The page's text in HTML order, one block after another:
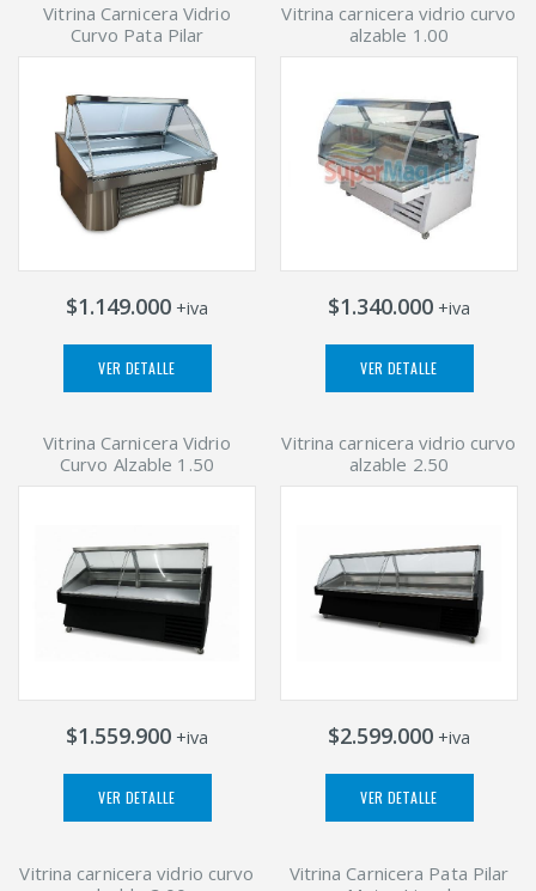
Vitrina Carnicera Vidrio
Curvo Pata Pilar
$1.149.000 +iva
VER DETALLE
Vitrina carnicera vidrio curvo
alzable 1.00
$1.340.000 +iva
VER DETALLE
Vitrina Carnicera Vidrio
Curvo Alzable 1.50
$1.559.900 +iva
VER DETALLE
Vitrina carnicera vidrio curvo
alzable 2.50
$2.599.000 +iva
VER DETALLE
Vitrina carnicera vidrio curvo
Vitrina Carnicera Pata Pilar